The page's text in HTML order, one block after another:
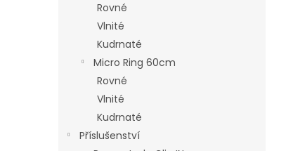
Rovné
Vlnité
Kudrnaté
Micro Ring 60cm
Rovné
Vlnité
Kudrnaté
Příslušenství